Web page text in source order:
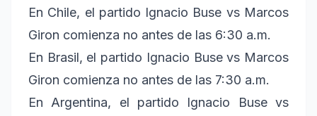
En Chile, el partido Ignacio Buse vs Marcos
Giron comienza no antes de las 6:30 a.m.
En Brasil, el partido Ignacio Buse vs Marcos
Giron comienza no antes de las 7:30 a.m.
En Argentina, el partido Ignacio Buse vs